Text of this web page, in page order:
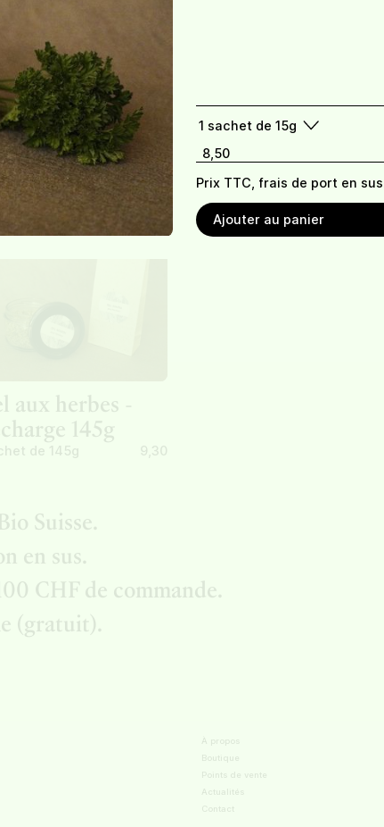
à salade
de 15g sachet de 30g
aux herbes -
145g
de 145g 9,30
Suisse.
en sus.
CHF de commande.
(gratuit).
1 sachet de 15g
8,50
Prix TTC, frais de port en
Ajouter au panier
À propos
Boutique
Points de vente
Actualités
Contact